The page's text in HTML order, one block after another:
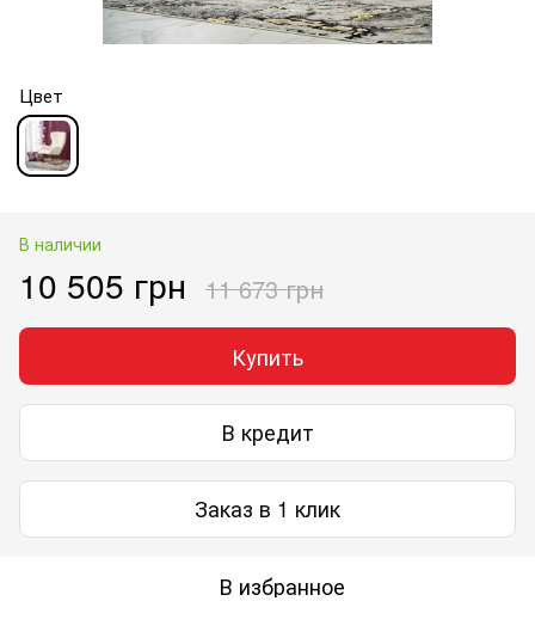
Цвет
В наличии
10 505 грн 11 673 грн
Купить
В кредит
Заказ в 1 клик
В избранное